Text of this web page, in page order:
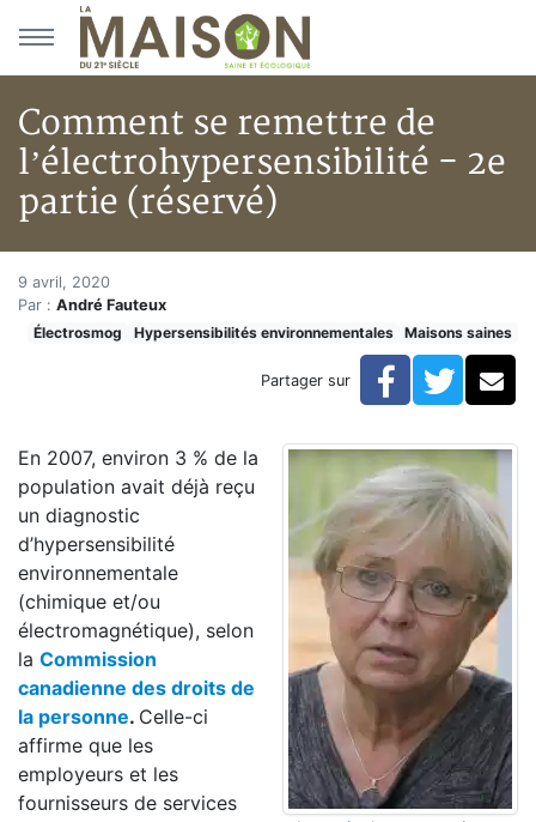
Aller au menu principal
Aller au contenu principal
Comment se remettre de
l’électrohypersensibilité - 2e
partie (réservé)
Accueil
Articles
Maisons saines
Hypersensibilités environnementales
Comment se remettre de l’électrohypersensibilité -
Comment se remettre de
9 avril, 2020
Par : André Fauteux
Électrosmog
Hypersensibilités environnementales Maisons saines
Partager sur Facebook
En 2007, environ 3 % de la
population avait déjà reçu
un diagnostic
d’hypersensibilité
environnementale
(chimique et/ou
électromagnétique), selon
la Commission
canadienne des droits de
la personne. Celle-ci
affirme que les
employeurs et les
fournisseurs de services